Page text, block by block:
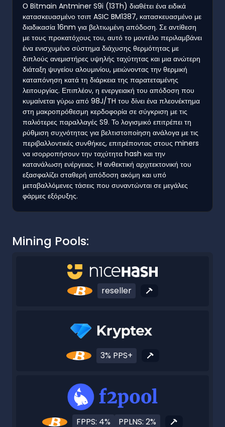
Ο Bitmain Antminer S9i (13Th) διαθέτει ένα ειδικά
κατασκευασμένο τσιπ ASIC BM1387, κατασκευασμένο με
διαδικασία 16nm για βελτιωμένη απόδοση. Σε αντίθεση
με τους προκατόχους του, αυτό το μοντέλο περιλαμβάνει
ένα ενισχυμένο σύστημα διάχυσης θερμότητας με
διπλούς ανεμιστήρες υψηλής ταχύτητας και μια ανώτερη
διάταξη ψυγείου αλουμινίου, μειώνοντας την θερμική
καταπόνηση κατά τη διάρκεια της παρατεταμένης
λειτουργίας. Επιπλέον, η ενεργειακή του απόδοση που
κυμαίνεται γύρω από 98J/TH του δίνει ένα πλεονέκτημα
στη μακροπρόθεσμη κερδοφορία σε σύγκριση με τις
παλιότερες παραλλαγές S9. Το λογισμικό επιτρέπει τη
ρύθμιση συχνότητας για βελτιστοποίηση ανάλογα με τις
περιβαλλοντικές συνθήκες, επιτρέποντας στους miners
να ισορροπήσουν την ταχύτητα hash και την
κατανάλωση ενέργειας. Η ανθεκτική αρχιτεκτονική του
εξασφαλίζει σταθερή απόδοση ακόμη και υπό
μεταβαλλόμενες τάσεις που συναντώνται σε μεγάλες
φάρμες εξόρυξης.
Mining Pools:
reseller
3% PPS+
FPPS: 4% PPLNS: 2%